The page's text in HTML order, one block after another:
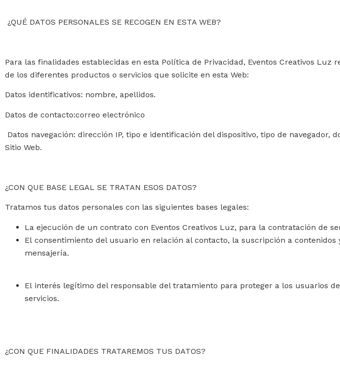
¿QUÉ DATOS PERSONALES SE RECOGEN EN ESTA WEB?
Para las finalidades establecidas en esta Política de Privacidad, Eventos Creativos
de los diferentes productos o servicios que solicite en esta Web:
Datos identificativos: nombre, apellidos.
Datos de contacto:correo electrónico
Datos navegación: dirección IP, tipo e identificación del dispositivo, tipo de navegador,
Sitio Web.
¿CON QUE BASE LEGAL SE TRATAN ESOS DATOS?
Tratamos tus datos personales con las siguientes bases legales:
La ejecución de un contrato con Eventos Creativos Luz, para la contratación de
El consentimiento del usuario en relación al contacto, la suscripción a
mensajería.
El interés legítimo del responsable del tratamiento para proteger a los usuarios
servicios.
¿CON QUE FINALIDADES TRATAREMOS TUS DATOS?